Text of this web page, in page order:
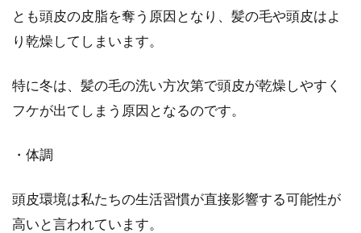
とも頭皮の皮脂を奪う原因となり、髪の毛や頭皮はよ
り乾燥してしまいます。
特に冬は、髪の毛の洗い方次第で頭皮が乾燥しやすく
フケが出てしまう原因となるのです。
・体調
頭皮環境は私たちの生活習慣が直接影響する可能性が
高いと言われています。